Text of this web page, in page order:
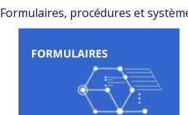
Formulaires, procédures et